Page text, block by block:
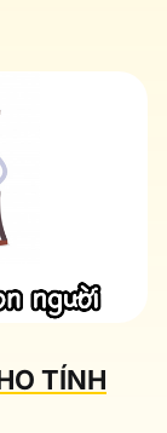
TÍNH